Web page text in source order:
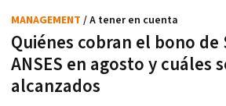
Quiénes cobran el bono de
ANSES en agosto y cuáles
alcanzados
MANAGEMENT / A tener en cuenta